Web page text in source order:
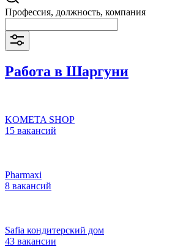
Профессия, должность, компания
Работа в Шаргуни
KOMETA SHOP
15 вакансий
Pharmaxi
8 вакансий
Safia кондитерский дом
43 вакансии